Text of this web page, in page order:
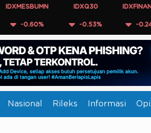
IDXQ30
-0.53%
IDXFINANCE
-0.24%
Nasional Rileks Informasi